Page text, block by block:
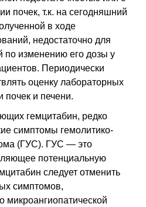
почек, т.к. на сегодняшний
в ходе
недостаточно для
по изменению его дозы у
Периодически
оценку лабораторных
почек и печени.
гемцитабин, редко
симптомы гемолитико-
(ГУС). ГУС — это
потенциальную
следует отменить
симптомов,
микроангиопатической